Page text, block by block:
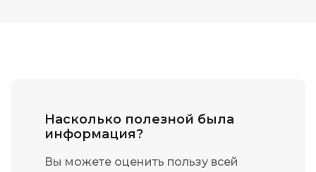
Насколько полезной была
информация?
Вы можете оценить пользу всей